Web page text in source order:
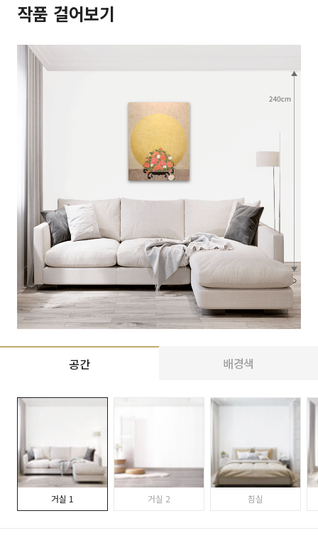
작품 걸어보기
공간 배경색
거실 1 거실 2 침실